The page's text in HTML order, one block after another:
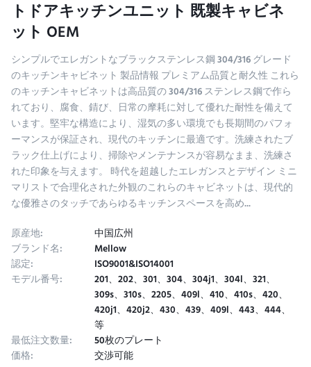
トドアキッチンユニット 既製キャビネ
ット OEM
シンプルでエレガントなブラックステンレス鋼 304/316 グレード
のキッチンキャビネット 製品情報 プレミアム品質と耐久性 これら
のキッチンキャビネットは高品質の 304/316 ステンレス鋼で作ら
れており、腐食、錆び、日常の摩耗に対して優れた耐性を備えて
います。堅牢な構造により、湿気の多い環境でも長期間のパフォ
ーマンスが保証され、現代のキッチンに最適です。洗練されたブ
ラック仕上げにより、掃除やメンテナンスが容易なまま、洗練さ
れた印象を与えます。 時代を超越したエレガンスとデザイン ミニ
マリストで合理化された外観のこれらのキャビネットは、現代的
な優雅さのタッチであらゆるキッチンスペースを高め...
原産地:
中国広州
ブランド名: Mellow
認定: ISO9001&ISO14001
モデル番号: 201、202、301、304、304j1、304l、321、
309s、310s、2205、409l、410、410s、420、
420j1、420j2、430、439、409l、443、444、
等
最低注文数量: 50枚のプレート
価格: 交渉可能